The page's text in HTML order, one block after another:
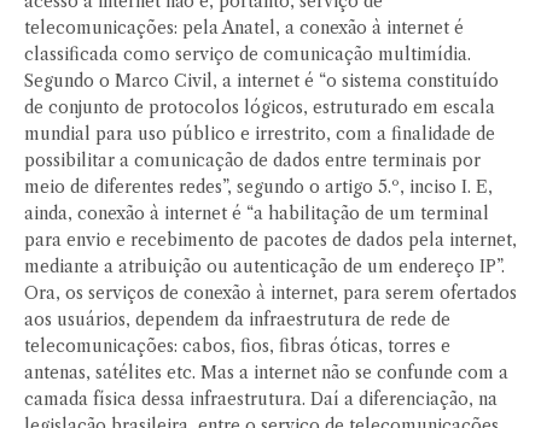
telecomunicações: pela Anatel, a conexão à internet é
classificada como serviço de comunicação multimídia.
Segundo o Marco Civil, a internet é “o sistema constituído
de conjunto de protocolos lógicos, estruturado em escala
mundial para uso público e irrestrito, com a finalidade de
possibilitar a comunicação de dados entre terminais por
meio de diferentes redes”, segundo o artigo 5.º, inciso I. E,
ainda, conexão à internet é “a habilitação de um terminal
para envio e recebimento de pacotes de dados pela internet,
mediante a atribuição ou autenticação de um endereço IP”.
Ora, os serviços de conexão à internet, para serem ofertados
aos usuários, dependem da infraestrutura de rede de
telecomunicações: cabos, fios, fibras óticas, torres e
antenas, satélites etc. Mas a internet não se confunde com a
camada física dessa infraestrutura. Daí a diferenciação, na